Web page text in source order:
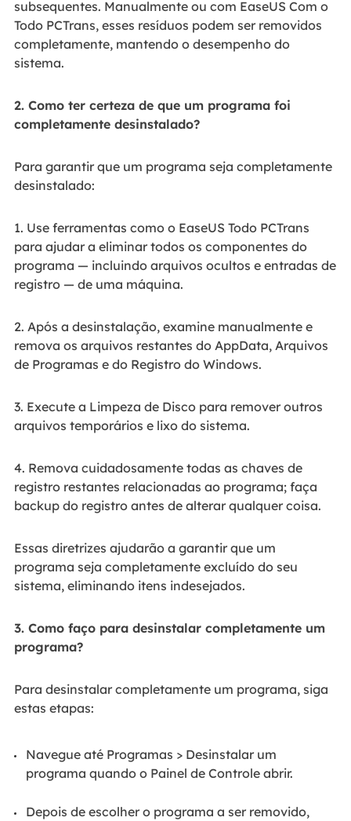
subsequentes. Manualmente ou com EaseUS Com o
Todo PCTrans, esses resíduos podem ser removidos
completamente, mantendo o desempenho do
sistema.
2. Como ter certeza de que um programa foi
completamente desinstalado?
Para garantir que um programa seja completamente
desinstalado:
1. Use ferramentas como o EaseUS Todo PCTrans
para ajudar a eliminar todos os componentes do
programa — incluindo arquivos ocultos e entradas de
registro — de uma máquina.
2. Após a desinstalação, examine manualmente e
remova os arquivos restantes do AppData, Arquivos
de Programas e do Registro do Windows.
3. Execute a Limpeza de Disco para remover outros
arquivos temporários e lixo do sistema.
4. Remova cuidadosamente todas as chaves de
registro restantes relacionadas ao programa; faça
backup do registro antes de alterar qualquer coisa.
Essas diretrizes ajudarão a garantir que um
programa seja completamente excluído do seu
sistema, eliminando itens indesejados.
3. Como faço para desinstalar completamente um
programa?
Para desinstalar completamente um programa, siga
estas etapas:
Navegue até Programas > Desinstalar um
programa quando o Painel de Controle abrir.
Depois de escolher o programa a ser removido,